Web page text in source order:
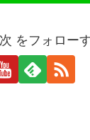
をフォロー